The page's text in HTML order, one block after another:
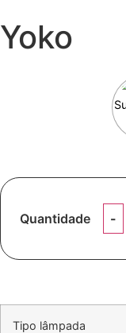
Yoko
Quantidade
Tipo lâmpada